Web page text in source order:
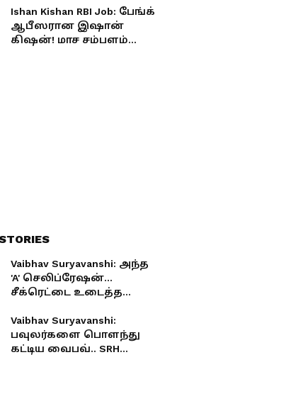
மதுரை!
Ishan Kishan RBI Job: பேங்க்
ஆபீஸரான இஷான்
கிஷன்! மாச சம்பளம்
Vaibhav Suryavanshi: அந்த
'A' செலிப்ரேஷன்...
சீக்ரெட்டை உடைத்த
Vaibhav Suryavanshi:
பவுலர்களை பொளந்து
கட்டிய வைபவ்.. SRH